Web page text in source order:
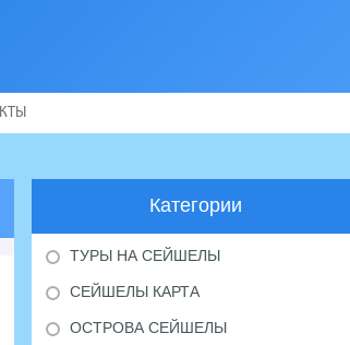
Категории
ТУРЫ НА СЕЙШЕЛЫ
СЕЙШЕЛЫ КАРТА
ОСТРОВА СЕЙШЕЛЫ